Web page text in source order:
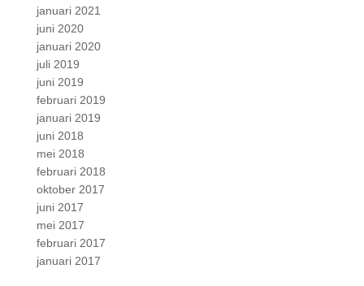
januari 2021
juni 2020
januari 2020
juli 2019
juni 2019
februari 2019
januari 2019
juni 2018
mei 2018
februari 2018
oktober 2017
juni 2017
mei 2017
februari 2017
januari 2017